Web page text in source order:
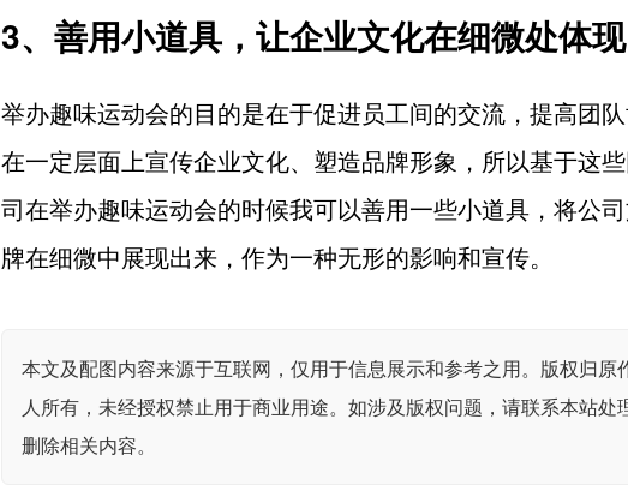
3、善用小道具，让企业文化在细微处体现
举办趣味运动会的目的是在于促进员工间的交流，提高团
在一定层面上宣传企业文化、塑造品牌形象，所以基于这
司在举办趣味运动会的时候我可以善用一些小道具，将公
牌在细微中展现出来，作为一种无形的影响和宣传。
本文及配图内容来源于互联网，仅用于信息展示和参考之用。版权归原
人所有，未经授权禁止用于商业用途。如涉及版权问题，请联系本站处
删除相关内容。